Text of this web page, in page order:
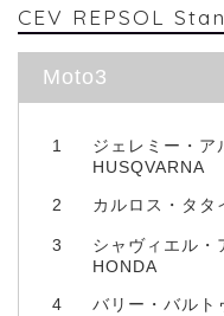
CEV REPSOL
Moto3
1
ジェレミー・ア
HUSQVARNA
2 カルロス・タタ
3
シャヴィエル・
HONDA
4 バリー・バルト